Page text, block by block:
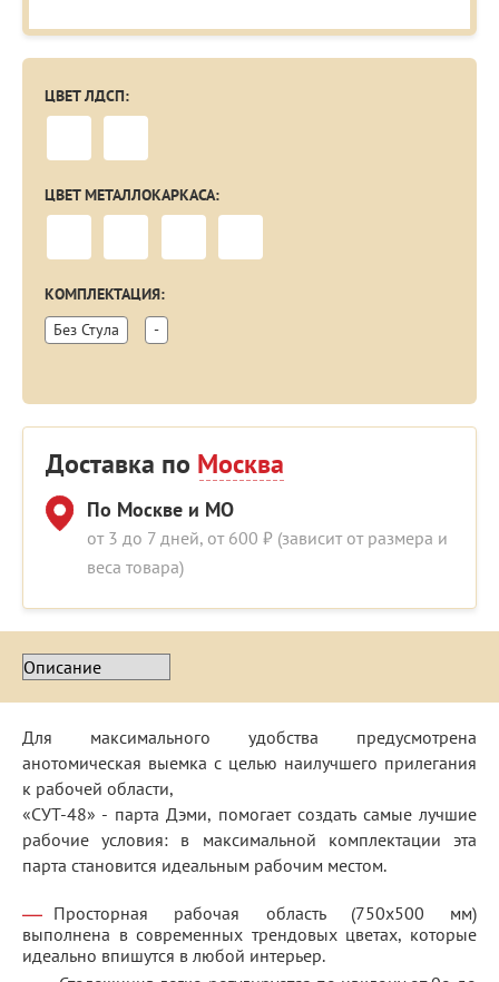
ЦВЕТ ЛДСП:
ЦВЕТ МЕТАЛЛОКАРКАСА:
КОМПЛЕКТАЦИЯ:
Без Стула
-
Доставка по Москва
По Москве и МО
от 3 до 7 дней, от 600 ₽ (зависит от размера и
веса товара)
Для максимального удобства предусмотрена
анотомическая выемка с целью наилучшего прилегания
к рабочей области,
«СУТ-48» - парта Дэми, помогает создать самые лучшие
рабочие условия: в максимальной комплектации эта
парта становится идеальным рабочим местом.
Просторная рабочая область (750х500 мм)
выполнена в современных трендовых цветах, которые
идеально впишутся в любой интерьер.